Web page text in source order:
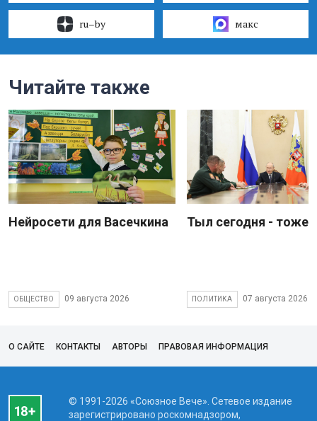
ru–by макс
Читайте также
Нейросети для Васечкина
ОБЩЕСТВО 09 августа 2026
Тыл сегодня - тоже
ПОЛИТИКА 07 августа 2026
О САЙТЕ КОНТАКТЫ АВТОРЫ ПРАВОВАЯ ИНФОРМАЦИЯ
© 1991-2026 «Союзное Вече». Сетевое издание
зарегистрировано роскомнадзором,